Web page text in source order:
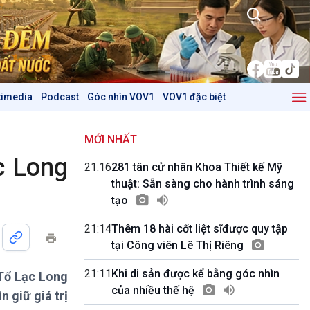
Podcast Góc nhìn VOV1 VOV1 đặc biệt
Dòng chảy Kinh tế
Tuyên chiến với gian lận
thương mại
Mùa vàng
Biển đảo Việt Nam
Tâm tình biên giới và hải
Tìm hiểu biển, đảo Việt
Nam
Podcast
Góc nhìn VOV1
Bình luận
Long
Lạc Long
giữ giá trị
MỚI NHẤT
21:16281 tân cử nhân Khoa Thiết kế Mỹ
thuật: Sẵn sàng cho hành trình sáng
tạo
21:14Thêm 18 hài cốt liệt sĩđược quy tập
tại Công viên Lê Thị Riêng
21:11Khi di sản được kể bằng góc nhìn
của nhiều thế hệ